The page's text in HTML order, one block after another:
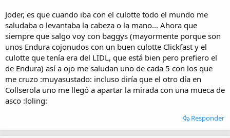
i
o
Joder, es que cuando iba con el culotte todo el mundo me
saludaba o levantaba la cabeza o la mano... Ahora que
siempre que salgo voy con baggys (mayormente porque son
unos Endura cojonudos con un buen culotte Clickfast y el
culotte que tenía era del LIDL, que está bien pero prefiero el
de Endura) así a ojo me saludan uno de cada 5 con los que
me cruzo :muyasustado: incluso diría que el otro día en
Collserola uno me llegó a apartar la mirada con una mueca de
asco :loling:
Responder